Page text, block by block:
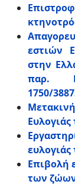
εστιών
στην
παρ.
1750/
Επιβολή
των ζώων